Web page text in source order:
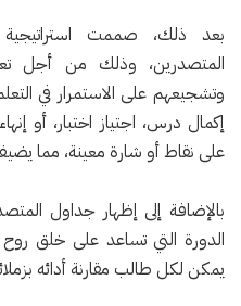
بعد ذلك، صممت استراتيجية
المتصدرين، وذلك من أجل
وتشجيعهم على الاستمرار في
إكمال درس، اجتياز اختبار، أو
على نقاط أو شارة معينة، مما
الدورة التي تساعد على خلق
يمكن لكل طالب مقارنة أدائه